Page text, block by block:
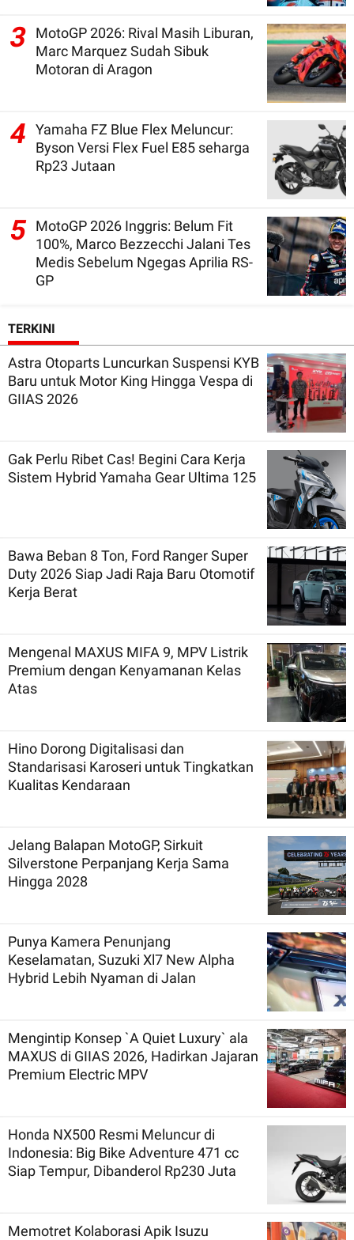
3
MotoGP 2026: Rival Masih Liburan,
Marc Marquez Sudah Sibuk
Motoran di Aragon
4
Yamaha FZ Blue Flex Meluncur:
Byson Versi Flex Fuel E85 seharga
Rp23 Jutaan
5 MotoGP 2026 Inggris: Belum Fit
100%, Marco Bezzecchi Jalani Tes
Medis Sebelum Ngegas Aprilia RS-
GP
TERKINI
Astra Otoparts Luncurkan Suspensi KYB
Baru untuk Motor King Hingga Vespa di
GIIAS 2026
Gak Perlu Ribet Cas! Begini Cara Kerja
Sistem Hybrid Yamaha Gear Ultima 125
Bawa Beban 8 Ton, Ford Ranger Super
Duty 2026 Siap Jadi Raja Baru Otomotif
Kerja Berat
Mengenal MAXUS MIFA 9, MPV Listrik
Premium dengan Kenyamanan Kelas
Atas
Hino Dorong Digitalisasi dan
Standarisasi Karoseri untuk Tingkatkan
Kualitas Kendaraan
Jelang Balapan MotoGP, Sirkuit
Silverstone Perpanjang Kerja Sama
Hingga 2028
Punya Kamera Penunjang
Keselamatan, Suzuki Xl7 New Alpha
Hybrid Lebih Nyaman di Jalan
Mengintip Konsep `A Quiet Luxury` ala
MAXUS di GIIAS 2026, Hadirkan Jajaran
Premium Electric MPV
Honda NX500 Resmi Meluncur di
Indonesia: Big Bike Adventure 471 cc
Siap Tempur, Dibanderol Rp230 Juta
Memotret Kolaborasi Apik Isuzu